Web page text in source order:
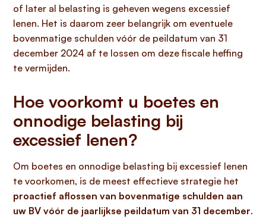
of later al belasting is geheven wegens excessief
lenen. Het is daarom zeer belangrijk om eventuele
bovenmatige schulden vóór de peildatum van 31
december 2024 af te lossen om deze fiscale heffing
te vermijden.
Hoe voorkomt u boetes en
onnodige belasting bij
excessief lenen?
Om boetes en onnodige belasting bij excessief lenen
te voorkomen, is de meest effectieve strategie het
proactief aflossen van bovenmatige schulden aan
uw BV vóór de jaarlijkse peildatum van 31 december.